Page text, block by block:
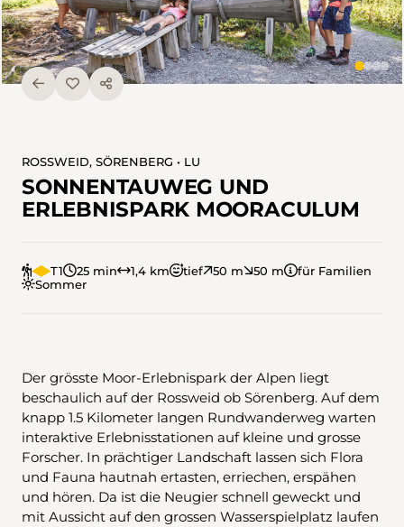
ROSSWEID, SÖRENBERG • LU
SONNENTAUWEG UND
ERLEBNISPARK MOORACULUM
T1 25 min 1,4 km tief 50 m 50 m
für Familien
Sommer
Der grösste Moor-Erlebnispark der Alpen liegt
beschaulich auf der Rossweid ob Sörenberg. Auf dem
knapp 1.5 Kilometer langen Rundwanderweg warten
interaktive Erlebnisstationen auf kleine und grosse
Forscher. In prächtiger Landschaft lassen sich Flora
und Fauna hautnah ertasten, erriechen, erspähen
und hören. Da ist die Neugier schnell geweckt und
mit Aussicht auf den grossen Wasserspielplatz laufen